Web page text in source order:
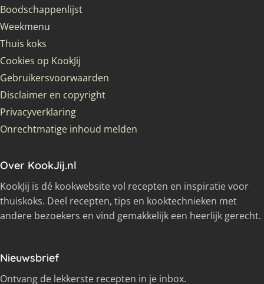
Boodschappenlijst
Weekmenu
Thuis koks
Cookies op KookJij
Gebruikersvoorwaarden
Disclaimer en copyright
Privacyverklaring
Onrechtmatige inhoud melden
Over KookJij.nl
KookJij is dé kookwebsite vol recepten en inspiratie voor
thuiskoks. Deel recepten, tips en kooktechnieken met
andere bezoekers en vind gemakkelijk een heerlijk gerecht.
Nieuwsbrief
Ontvang de lekkerste recepten in je inbox.